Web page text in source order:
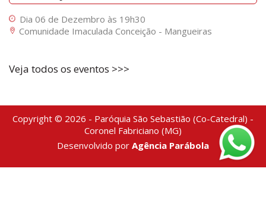
Dia 06 de Dezembro às 19h30
Comunidade Imaculada Conceição - Mangueiras
Veja todos os eventos >>>
Copyright © 2026 - Paróquia São Sebastião (Co-Catedral) -
Coronel Fabriciano (MG)
Desenvolvido por Agência Parábola